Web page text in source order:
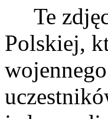
Te
Polskiej,